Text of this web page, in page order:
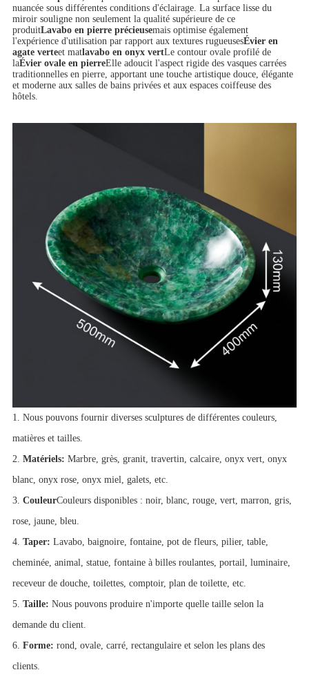
nuancée sous différentes conditions d'éclairage. La surface lisse du
miroir souligne non seulement la qualité supérieure de ce
produitLavabo en pierre précieusemais optimise également
l'expérience d'utilisation par rapport aux textures rugueusesÉvier en
agate verteet matlavabo en onyx vertLe contour ovale profilé de
laÉvier ovale en pierreElle adoucit l'aspect rigide des vasques carrées
traditionnelles en pierre, apportant une touche artistique douce, élégante
et moderne aux salles de bains privées et aux espaces coiffeuse des
hôtels.
1. Nous pouvons fournir diverses sculptures de différentes couleurs,
matières et tailles.
2. Matériels: Marbre, grès, granit, travertin, calcaire, onyx vert, onyx
blanc, onyx rose, onyx miel, galets, etc.
3. CouleurCouleurs disponibles : noir, blanc, rouge, vert, marron, gris,
rose, jaune, bleu.
4. Taper: Lavabo, baignoire, fontaine, pot de fleurs, pilier, table,
cheminée, animal, statue, fontaine à billes roulantes, portail, luminaire,
receveur de douche, toilettes, comptoir, plan de toilette, etc.
5. Taille: Nous pouvons produire n'importe quelle taille selon la
demande du client.
6. Forme: rond, ovale, carré, rectangulaire et selon les plans des
clients.